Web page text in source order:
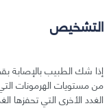
التشخيص
إذا شك الطبيب بالإصابة
من مستويات الهرمونات
الغدد الأخرى التي تحفزها